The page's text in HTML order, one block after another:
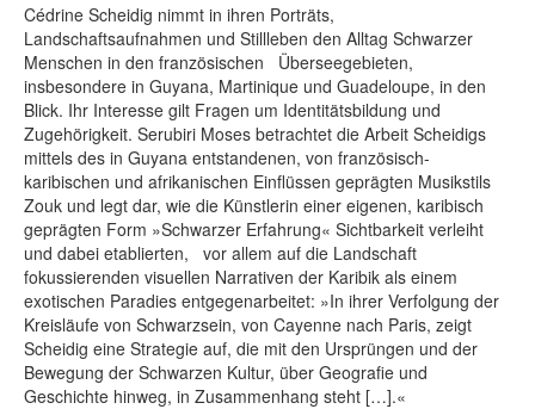
Cédrine Scheidig nimmt in ihren Porträts,
Landschaftsaufnahmen und Stillleben den Alltag Schwarzer
Menschen in den französischen Überseegebieten,
insbesondere in Guyana, Martinique und Guadeloupe, in den
Blick. Ihr Interesse gilt Fragen um Identitätsbildung und
Zugehörigkeit. Serubiri Moses betrachtet die Arbeit Scheidigs
mittels des in Guyana entstandenen, von französisch-
karibischen und afrikanischen Einflüssen geprägten Musikstils
Zouk und legt dar, wie die Künstlerin einer eigenen, karibisch
geprägten Form »Schwarzer Erfahrung« Sichtbarkeit verleiht
und dabei etablierten, vor allem auf die Landschaft
fokussierenden visuellen Narrativen der Karibik als einem
exotischen Paradies entgegenarbeitet: »In ihrer Verfolgung der
Kreisläufe von Schwarzsein, von Cayenne nach Paris, zeigt
Scheidig eine Strategie auf, die mit den Ursprüngen und der
Bewegung der Schwarzen Kultur, über Geografie und
Geschichte hinweg, in Zusammenhang steht […].«